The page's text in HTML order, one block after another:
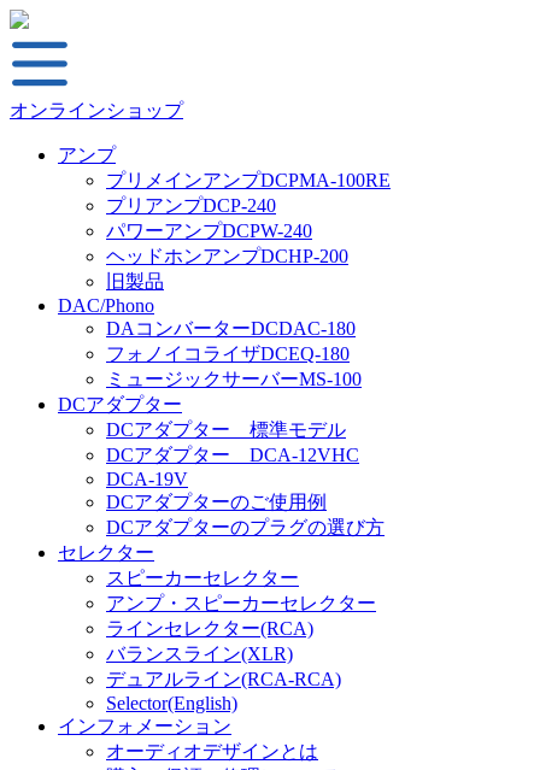
オンラインショップ
アンプ
プリメインアンプDCPMA-100RE
プリアンプDCP-240
パワーアンプDCPW-240
ヘッドホンアンプDCHP-200
旧製品
DAC/Phono
DAコンバーターDCDAC-180
フォノイコライザDCEQ-180
ミュージックサーバーMS-100
DCアダプター
DCアダプター 標準モデル
DCアダプター DCA-12VHC
DCA-19V
DCアダプターのご使用例
DCアダプターのプラグの選び方
セレクター
スピーカーセレクター
アンプ・スピーカーセレクター
ラインセレクター(RCA)
バランスライン(XLR)
デュアルライン(RCA-RCA)
Selector(English)
インフォメーション
オーディオデザインとは